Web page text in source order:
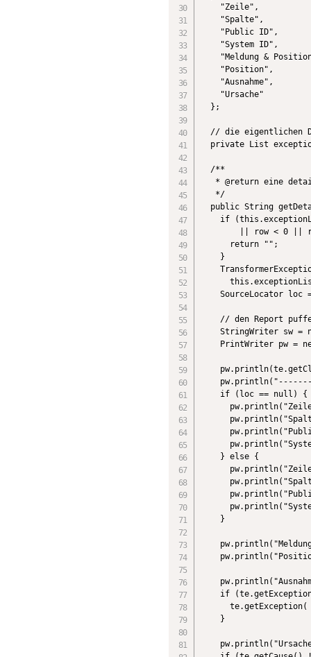
    "Zeile",
    "Spalte",
    "Public ID",
    "System ID",
"Meldung &
    "Position",
    "Ausnahme",
    "Ursache"
  };
// die eigentlichen
private List
  /**
* @return eine
   */
public String
if
|| row < 0 ||
      return "";
    }
SourceLocator loc
// den Report
StringWriter sw =
PrintWriter pw =
    if (loc == null) {
    } else {
    }
if
    }